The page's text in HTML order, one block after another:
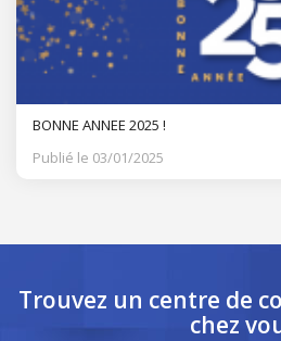
BONNE ANNEE 2025 !
Publié le 03/01/2025
Trouvez un centre de
chez